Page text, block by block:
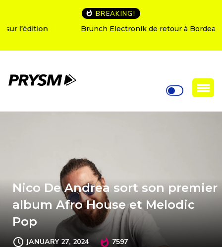
BREAKING!
Brunch Electronik de retour à Bordeaux
Nico De Andrea sort son premier
album Afro House et Melodic
Pop
JANUARY 27, 2024 7597